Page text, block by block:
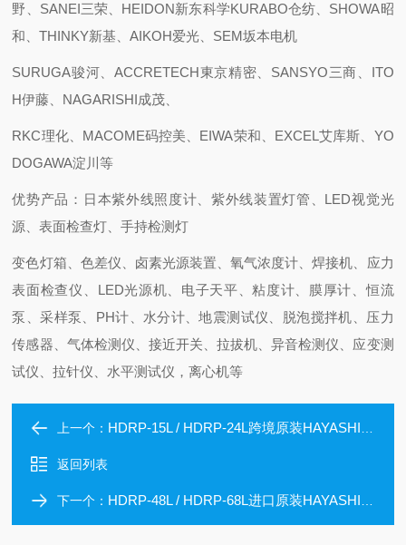
野、SANEI三荣、HEIDON新东科学KURABO仓纺、SHOWA昭
和、THINKY新基、AIKOH爱光、SEM坂本电机
SURUGA骏河、ACCRETECH東京精密、SANSYO三商、ITO
H伊藤、NAGARISHI成茂、
RKC理化、MACOME码控美、EIWA荣和、EXCEL艾库斯、YO
DOGAWA淀川等
优势产品：日本紫外线照度计、紫外线装置灯管、LED视觉光
源、表面检查灯、手持检测灯
变色灯箱、色差仪、卤素光源装置、氧气浓度计、焊接机、应力
表面检查仪、LED光源机、电子天平、粘度计、膜厚计、恒流
泵、采样泵、PH计、水分计、地震测试仪、脱泡搅拌机、压力
传感器、气体检测仪、接近开关、拉拔机、异音检测仪、应变测
试仪、拉针仪、水平测试仪，离心机等
上一个： HDRP-15L / HDRP-24L跨境原装HAYASHI PWM直射型低角度环形照明
返回列表
下一个： HDRP-48L / HDRP-68L进口原装HAYASHI PWM直射型低角度环形照明